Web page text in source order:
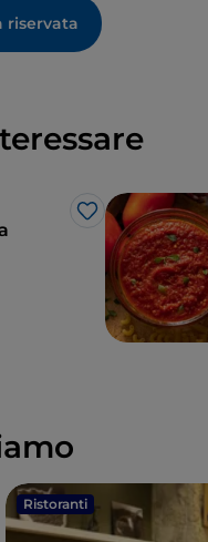
riservata
Like
Ristoranti